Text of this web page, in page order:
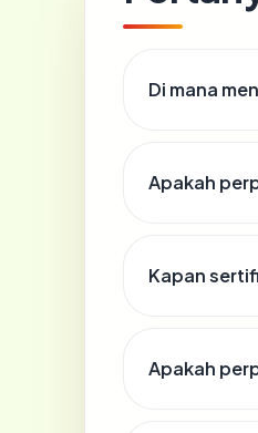
Di mana
Apakah
Kapan
Apakah